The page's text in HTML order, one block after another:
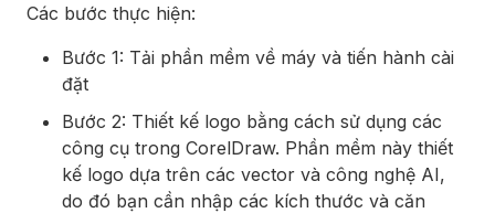
Các bước thực hiện:
Bước 1: Tải phần mềm về máy và tiến hành cài
đặt
Bước 2: Thiết kế logo bằng cách sử dụng các
công cụ trong CorelDraw. Phần mềm này thiết
kế logo dựa trên các vector và công nghệ AI,
do đó bạn cần nhập các kích thước và căn